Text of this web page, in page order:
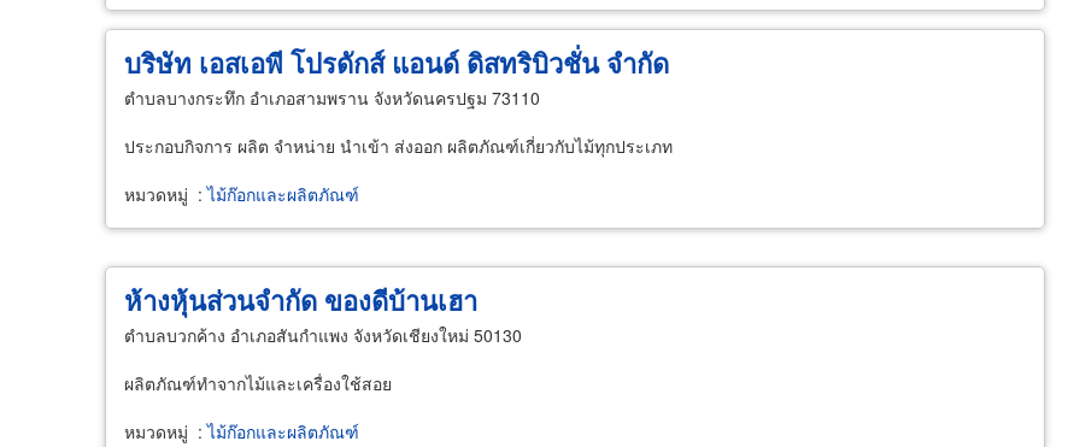
บริษัท เอสเอพี โปรดักส์ แอนด์ ดิสทริบิวชั่น จำกัด
ตำบลบางกระทึก อำเภอสามพราน จังหวัดนครปฐม 73110
ประกอบกิจการ ผลิต จำหน่าย นำเข้า ส่งออก ผลิตภัณฑ์เกี่ยวกับไม้ทุกประเภท
หมวดหมู่ :ไม้ก๊อกและผลิตภัณฑ์
ห้างหุ้นส่วนจำกัด ของดีบ้านเฮา
ตำบลบวกค้าง อำเภอสันกำแพง จังหวัดเชียงใหม่ 50130
ผลิตภัณฑ์ทำจากไม้และเครื่องใช้สอย
หมวดหมู่ :ไม้ก๊อกและผลิตภัณฑ์